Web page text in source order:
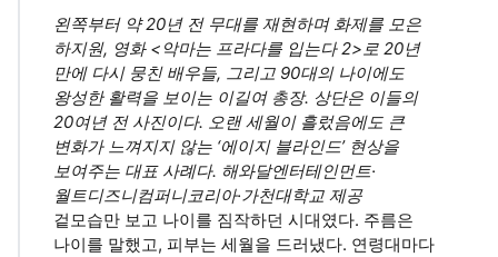
왼쪽부터 약 20년 전 무대를 재현하며 화제를 모은
하지원, 영화 <악마는 프라다를 입는다 2>로 20년
만에 다시 뭉친 배우들, 그리고 90대의 나이에도
왕성한 활력을 보이는 이길여 총장. 상단은 이들의
20여년 전 사진이다. 오랜 세월이 흘렀음에도 큰
변화가 느껴지지 않는 ‘에이지 블라인드’ 현상을
보여주는 대표 사례다. 해와달엔터테인먼트·
월트디즈니컴퍼니코리아·가천대학교 제공
겉모습만 보고 나이를 짐작하던 시대였다. 주름은
나이를 말했고, 피부는 세월을 드러냈다. 연령대마다